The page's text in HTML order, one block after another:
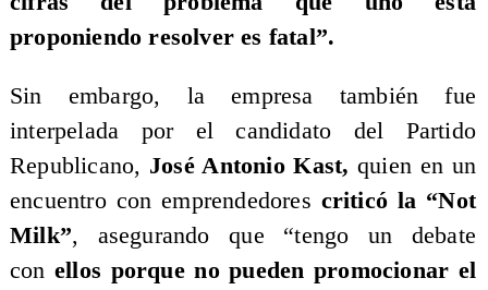
proponiendo resolver es fatal”.
Sin embargo, la empresa también fue
interpelada por el candidato del Partido
Republicano, José Antonio Kast, quien en un
encuentro con emprendedores criticó la “Not
Milk”, asegurando que “tengo un debate
conellos porque no pueden promocionar el